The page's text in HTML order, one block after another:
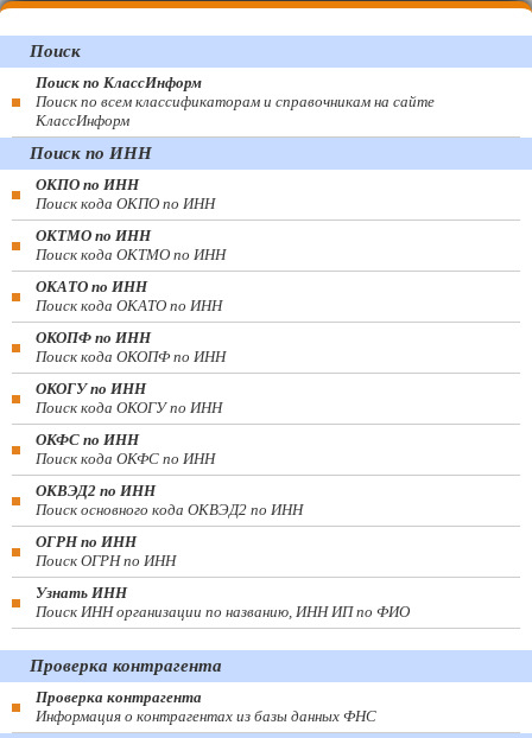
Поиск
Поиск по КлассИнформ
Поиск по всем классификаторам и справочникам на сайте
КлассИнформ
Поиск по ИНН
ОКПО по ИНН
Поиск кода ОКПО по ИНН
ОКТМО по ИНН
Поиск кода ОКТМО по ИНН
ОКАТО по ИНН
Поиск кода ОКАТО по ИНН
ОКОПФ по ИНН
Поиск кода ОКОПФ по ИНН
ОКОГУ по ИНН
Поиск кода ОКОГУ по ИНН
ОКФС по ИНН
Поиск кода ОКФС по ИНН
ОКВЭД2 по ИНН
Поиск основного кода ОКВЭД2 по ИНН
ОГРН по ИНН
Поиск ОГРН по ИНН
Узнать ИНН
Поиск ИНН организации по названию, ИНН ИП по ФИО
Проверка контрагента
Проверка контрагента
Информация о контрагентах из базы данных ФНС